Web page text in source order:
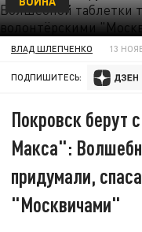
ВЛАД ШЛЕПЧЕНКО 13
ПОДПИШИТЕСЬ:
Покровск берут
Макса":
придумали,
"Москвичами"